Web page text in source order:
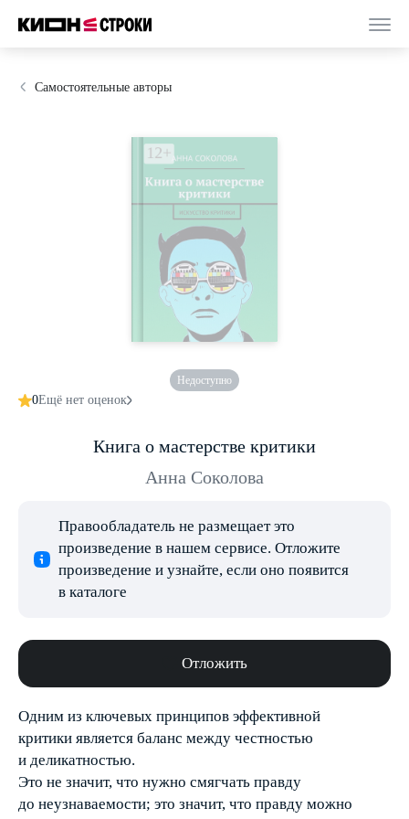
Самостоятельные авторы
Недоступно
0Ещё нет оценок
Книга о мастерстве критики
Анна Соколова
Правообладатель не размещает это
произведение в нашем сервисе. Отложите
произведение и узнайте, если оно появится
в каталоге
Отложить
Одним из ключевых принципов эффективной
критики является баланс между честностью
и деликатностью.
Это не значит, что нужно смягчать правду
до неузнаваемости; это значит, что правду можно